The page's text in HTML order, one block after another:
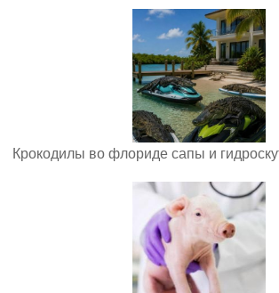
Крокодилы во флориде сапы и